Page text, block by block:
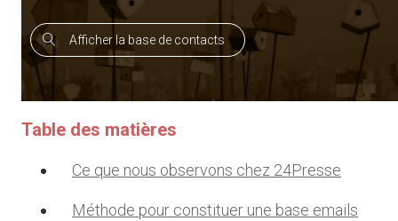
Afficher la base de contacts
Table des matières
Ce que nous observons chez 24Presse
Méthode pour constituer une base emails